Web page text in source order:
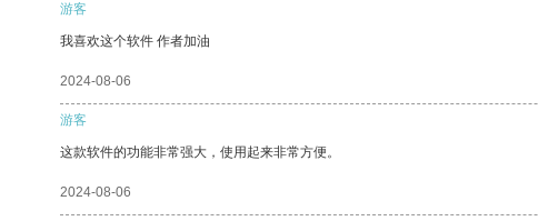
游客
我喜欢这个软件 作者加油
2024-08-06
游客
这款软件的功能非常强大，使用起来非常方便。
2024-08-06